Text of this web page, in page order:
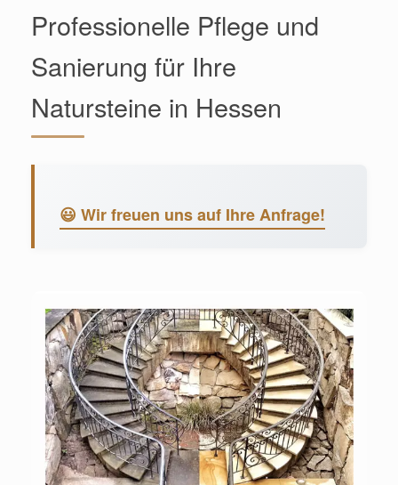
Professionelle Pflege und
Sanierung für Ihre
Natursteine in Hessen
😃 Wir freuen uns auf Ihre Anfrage!